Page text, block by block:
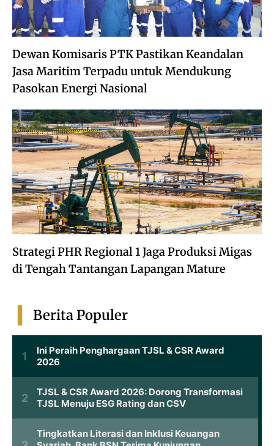
Dewan Komisaris PTK Pastikan Keandalan
Jasa Maritim Terpadu untuk Mendukung
Pasokan Energi Nasional
Strategi PHR Regional 1 Jaga Produksi Migas
di Tengah Tantangan Lapangan Mature
Berita Populer